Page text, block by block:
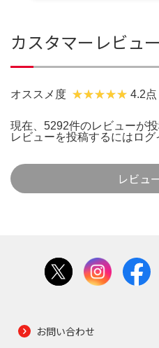
カスタマーレビュー
オススメ度 4.2点
現在、5292件のレビューが投
レビューを投稿するには ログ
レビュ
お問い合わせ